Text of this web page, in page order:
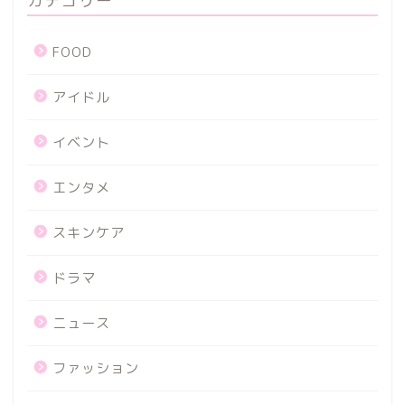
FOOD
アイドル
イベント
エンタメ
スキンケア
ドラマ
ニュース
ファッション